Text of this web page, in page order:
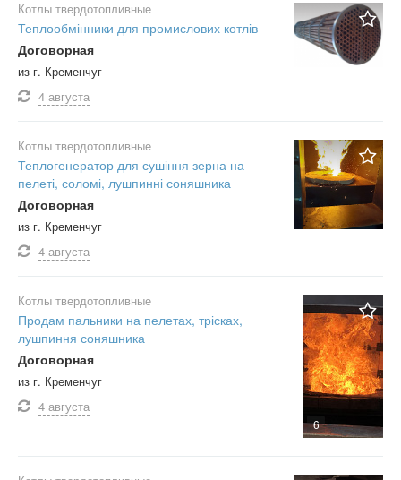
Котлы твердотопливные
Теплообмінники для промислових котлів
Договорная
из г. Кременчуг
4 августа
Котлы твердотопливные
Теплогенератор для сушіння зерна на
пелеті, соломі, лушпинні соняшника
Договорная
из г. Кременчуг
4 августа
6
Котлы твердотопливные
Продам пальники на пелетах, трісках,
лушпиння соняшника
Договорная
из г. Кременчуг
4 августа